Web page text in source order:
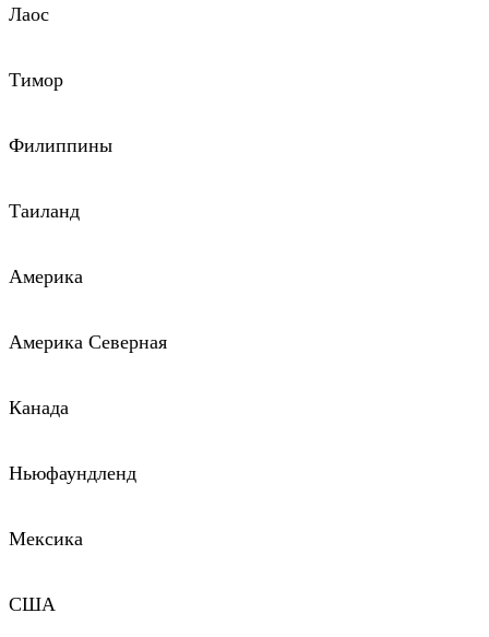
Лаос
Тимор
Филиппины
Таиланд
Америка
Америка Северная
Канада
Ньюфаундленд
Мексика
США